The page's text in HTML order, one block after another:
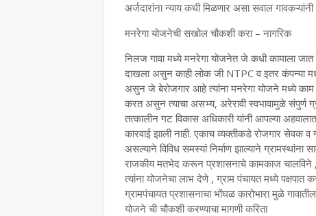
अर्जदारांना न्याय कधी मिळणार असा सवाल
मनरेगा योजनेची सखोल चौकशी करा – नागरिक
निलज गावा मध्ये मनरेगा योजनेत जे कधी कामाला जात
दाखला असुन काही लोक जी NTPC व इतर कंपन्या
असुन जे बेरोजगार आहे त्यांना मनरेगा योजने मध्ये काम
करत असुन त्याचा असभ्य, अरेरावी स्वभावामुळे संपुर्ण
तत्कालीन गट विकास अधिकारी यांनी आपल्या
कारवाई झाली नाही. एकाच व्यक्तीकडे रोजगार सेवक व
असल्याने विविध समस्यां निर्माण झाल्याने ग्रामस्थांना
राजकीय मतभेद करून प्रशासनाचे कामकाज चालविने
त्यांना योजनेचा लाभ देणे , ग्राम पंचायत मध्ये
ग्रामपंचायत प्रशासनाचा भोंघळ कारोभारा मुळे
योजने ची चौकशी करण्याचा मागणी करिता